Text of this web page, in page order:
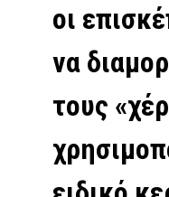
οι
να
τους